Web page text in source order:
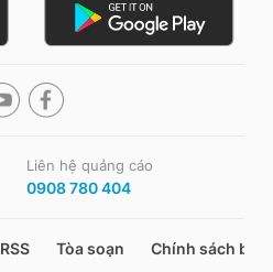
Liên hệ quảng cáo
0908 780 404
RSS Tòa soạn Chính sách bảo